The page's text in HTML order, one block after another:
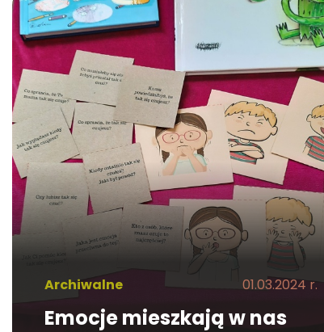
Archiwalne 01.03.2024 r.
Emocje mieszkają w nas